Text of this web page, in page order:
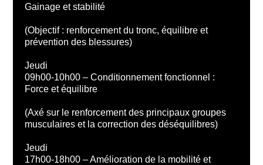
Gainage et stabilité
(Objectif : renforcement du tronc, équilibre et
prévention des blessures)
Jeudi
09h00-10h00 – Conditionnement fonctionnel :
Force et équilibre
(Axé sur le renforcement des principaux groupes
musculaires et la correction des déséquilibres)
Jeudi
17h00-18h00 – Amélioration de la mobilité et